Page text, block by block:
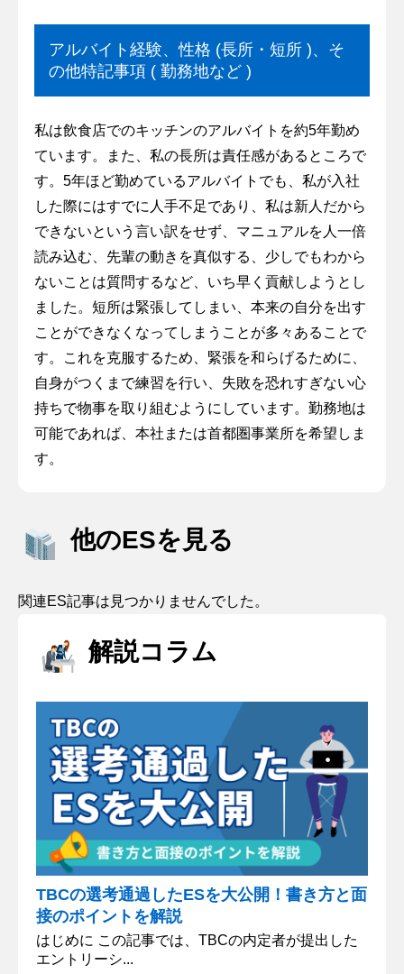
アルバイト経験、性格 (長所・短所 )、そ
の他特記事項 ( 勤務地など )
私は飲食店でのキッチンのアルバイトを約5年勤め
ています。また、私の長所は責任感があるところで
す。5年ほど勤めているアルバイトでも、私が入社
した際にはすでに人手不足であり、私は新人だから
できないという言い訳をせず、マニュアルを人一倍
読み込む、先輩の動きを真似する、少しでもわから
ないことは質問するなど、いち早く貢献しようとし
ました。短所は緊張してしまい、本来の自分を出す
ことができなくなってしまうことが多々あることで
す。これを克服するため、緊張を和らげるために、
自身がつくまで練習を行い、失敗を恐れすぎない心
持ちで物事を取り組むようにしています。勤務地は
可能であれば、本社または首都圏事業所を希望しま
す。
他のESを見る
関連ES記事は見つかりませんでした。
解説コラム
TBCの選考通過したESを大公開！書き方と面
接のポイントを解説
はじめに この記事では、TBCの内定者が提出した
エントリーシ...